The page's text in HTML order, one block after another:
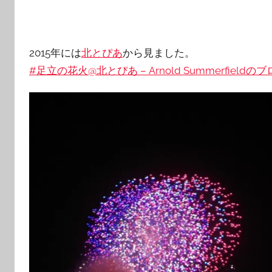
2015年には北とぴあから見ました。
#足立の花火@北とぴあ – Arnold Summerfieldのブ